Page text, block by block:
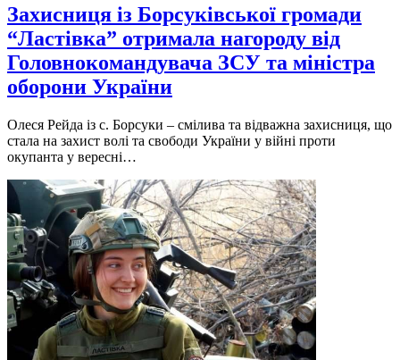
Захисниця із Борсуківської громади
“Ластівка” отримала нагороду від
Головнокомандувача ЗСУ та міністра
оборони України
Олеся Рейда iз с. Борсуки – смiлива та вiдважна захисниця, що
стала на захист волi та свободи України у вiйнi проти
окупанта у вереснi…